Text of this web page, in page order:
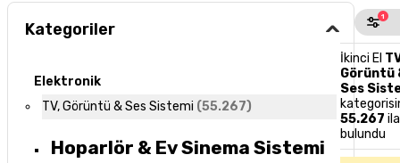
Kategoriler
Elektronik
TV, Görüntü & Ses Sistemi (55.267)
Hoparlör & Ev Sinema Sistemi
1
İkinci El
Görüntü
Ses
55.267
bulundu